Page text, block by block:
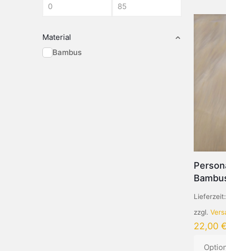
Material
Bambus
zzgl.
22,00